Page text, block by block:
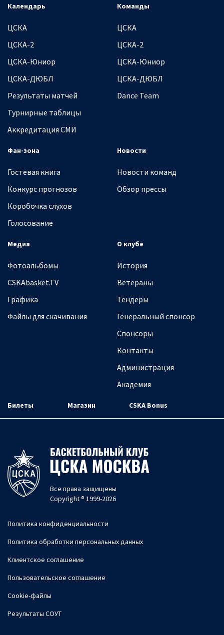
Календарь
ЦСКА
ЦСКА-2
ЦСКА-Юниор
ЦСКА-ДЮБЛ
Результаты матчей
Турнирные таблицы
Аккредитация СМИ
Команды
ЦСКА
ЦСКА-2
ЦСКА-Юниор
ЦСКА-ДЮБЛ
Dance Team
Фан-зона
Гостевая книга
Конкурс прогнозов
Коробочка слухов
Голосование
Новости
Новости команд
Обзор прессы
Медиа
Фотоальбомы
CSKAbasket.TV
Графика
Файлы для скачивания
О клубе
История
Ветераны
Тендеры
Генеральный спонсор
Спонсоры
Контакты
Администрация
Академия
Билеты Магазин CSKA Bonus
Все права защищены
Copyright ® 1999-2026
Политика конфиденциальности
Политика обработки персональных данных
Клиентское соглашение
Пользовательское соглашение
Cookie-файлы
Результаты СОУТ